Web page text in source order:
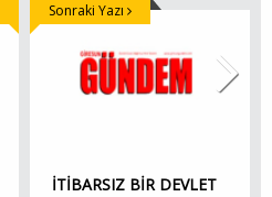
İTİBARSIZ BİR DEVLET
Sonraki Yazı